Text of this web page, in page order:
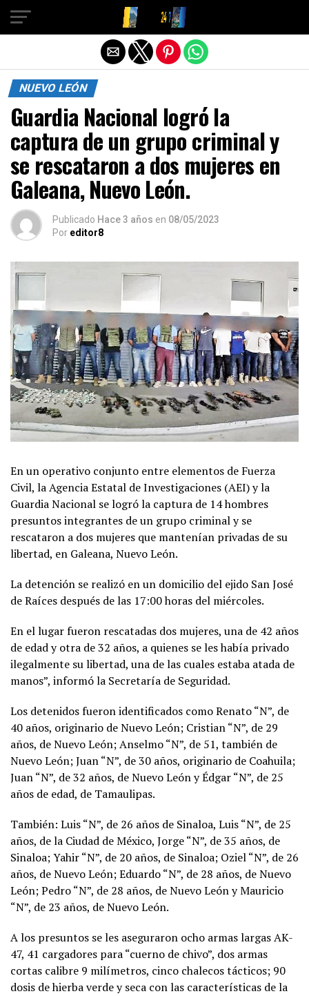
NUEVO LEÓN
Guardia Nacional logró la
captura de un grupo criminal y
se rescataron a dos mujeres en
Galeana, Nuevo León.
Publicado Hace 3 años en 08/05/2023
Por editor8
En un operativo conjunto entre elementos de Fuerza
Civil, la Agencia Estatal de Investigaciones (AEI) y la
Guardia Nacional se logró la captura de 14 hombres
presuntos integrantes de un grupo criminal y se
rescataron a dos mujeres que mantenían privadas de su
libertad, en Galeana, Nuevo León.
La detención se realizó en un domicilio del ejido San José
de Raíces después de las 17:00 horas del miércoles.
En el lugar fueron rescatadas dos mujeres, una de 42 años
de edad y otra de 32 años, a quienes se les había privado
ilegalmente su libertad, una de las cuales estaba atada de
manos”, informó la Secretaría de Seguridad.
Los detenidos fueron identificados como Renato “N”, de
40 años, originario de Nuevo León; Cristian “N”, de 29
años, de Nuevo León; Anselmo “N”, de 51, también de
Nuevo León; Juan “N”, de 30 años, originario de Coahuila;
Juan “N”, de 32 años, de Nuevo León y Édgar “N”, de 25
años de edad, de Tamaulipas.
También: Luis “N”, de 26 años de Sinaloa, Luis “N”, de 25
años, de la Ciudad de México, Jorge “N”, de 35 años, de
Sinaloa; Yahir “N”, de 20 años, de Sinaloa; Oziel “N”, de 26
años, de Nuevo León; Eduardo “N”, de 28 años, de Nuevo
León; Pedro “N”, de 28 años, de Nuevo León y Mauricio
“N”, de 23 años, de Nuevo León.
A los presuntos se les aseguraron ocho armas largas AK-
47, 41 cargadores para “cuerno de chivo”, dos armas
cortas calibre 9 milímetros, cinco chalecos tácticos; 90
dosis de hierba verde y seca con las características de la
Salir de la versión móvil